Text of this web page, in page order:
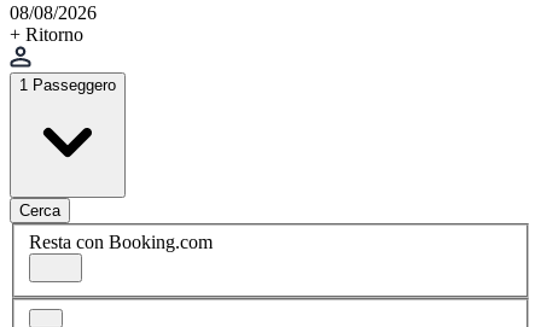
08/08/2026
+ Ritorno
1 Passeggero
Cerca
Resta con Booking.com